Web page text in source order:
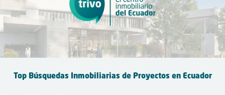
Top Búsquedas Inmobiliarias de Proyectos en Ecuador